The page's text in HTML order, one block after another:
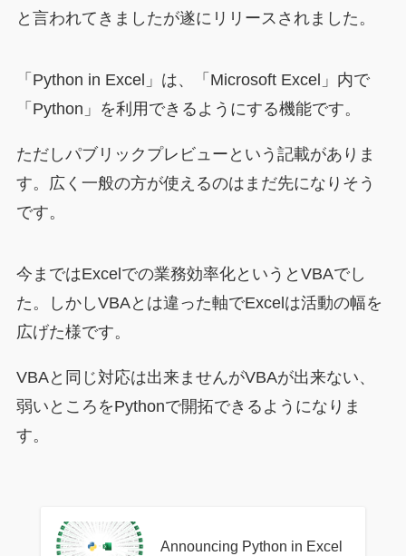
と言われてきましたが遂にリリースされました。
「Python in Excel」は、「Microsoft Excel」内で
「Python」を利用できるようにする機能です。
ただしパブリックプレビューという記載がありま
す。広く一般の方が使えるのはまだ先になりそう
です。
今まではExcelでの業務効率化というとVBAでし
た。しかしVBAとは違った軸でExcelは活動の幅を
広げた様です。
VBAと同じ対応は出来ませんがVBAが出来ない、
弱いところをPythonで開拓できるようになりま
す。
Announcing Python in Excel